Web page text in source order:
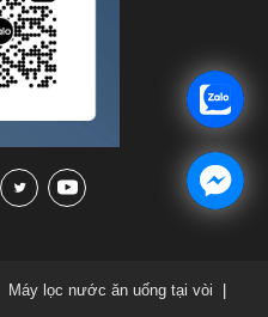
Máy lọc nước ăn uống tại vòi